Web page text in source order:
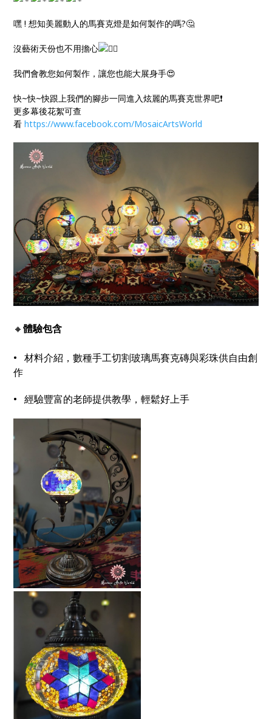
嘿 ! 想知美麗動人的馬賽克燈是如何製作的嗎?🤔
沒藝術天份也不用擔心
我們會教您如何製作，讓您也能大展身手😍
快~快~快跟上我們的腳步一同進入炫麗的馬賽克世界吧❗
更多幕後花絮可查
看https://www.facebook.com/MosaicArtsWorld
🔸體驗包含
• 材料介紹，數種手工切割玻璃馬賽克磚與彩珠供自由創
作
• 經驗豐富的老師提供教學，輕鬆好上手